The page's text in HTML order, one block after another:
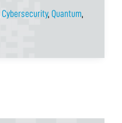
Cybersecurity, Quantum,